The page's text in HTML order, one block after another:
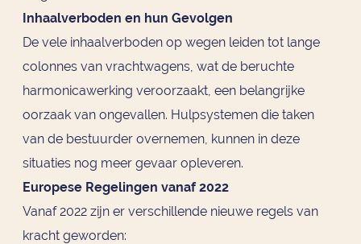
Inhaalverboden en hun Gevolgen
De vele inhaalverboden op wegen leiden tot lange
colonnes van vrachtwagens, wat de beruchte
harmonicawerking veroorzaakt, een belangrijke
oorzaak van ongevallen. Hulpsystemen die taken
van de bestuurder overnemen, kunnen in deze
situaties nog meer gevaar opleveren.
Europese Regelingen vanaf 2022
Vanaf 2022 zijn er verschillende nieuwe regels van
kracht geworden: